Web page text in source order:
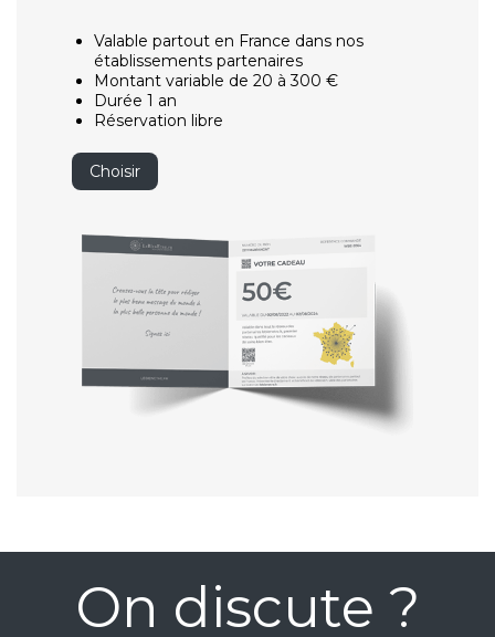
Valable partout en France dans nos
établissements partenaires
Montant variable de 20 à 300 €
Durée 1 an
Réservation libre
Choisir
On discute ?